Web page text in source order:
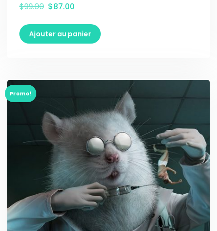
$99.00 $87.00
Ajouter au panier
Promo!